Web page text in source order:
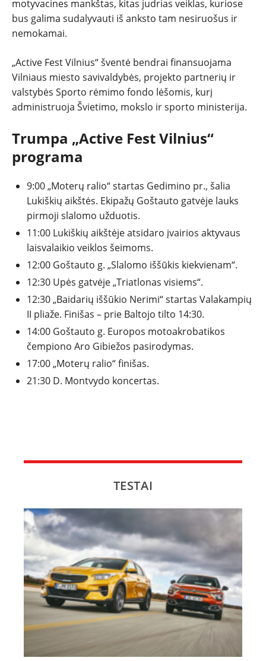
motyvacines mankštas, kitas judrias veiklas, kuriose
bus galima sudalyvauti iš anksto tam nesiruošus ir
nemokamai.
„Active Fest Vilnius“ šventė bendrai finansuojama
Vilniaus miesto savivaldybės, projekto partnerių ir
valstybės Sporto rėmimo fondo lėšomis, kurį
administruoja Švietimo, mokslo ir sporto ministerija.
Trumpa „Active Fest Vilnius“
programa
9:00 „Moterų ralio“ startas Gedimino pr., šalia
Lukiškių aikštės. Ekipažų Goštauto gatvėje lauks
pirmoji slalomo užduotis.
11:00 Lukiškių aikštėje atsidaro įvairios aktyvaus
laisvalaikio veiklos šeimoms.
12:00 Goštauto g. „Slalomo iššūkis kiekvienam“.
12:30 Upės gatvėje „Triatlonas visiems“.
12:30 „Baidarių iššūkio Nerimi“ startas Valakampių
II pliaže. Finišas – prie Baltojo tilto 14:30.
14:00 Goštauto g. Europos motoakrobatikos
čempiono Aro Gibiežos pasirodymas.
17:00 „Moterų ralio“ finišas.
21:30 D. Montvydo koncertas.
TESTAI